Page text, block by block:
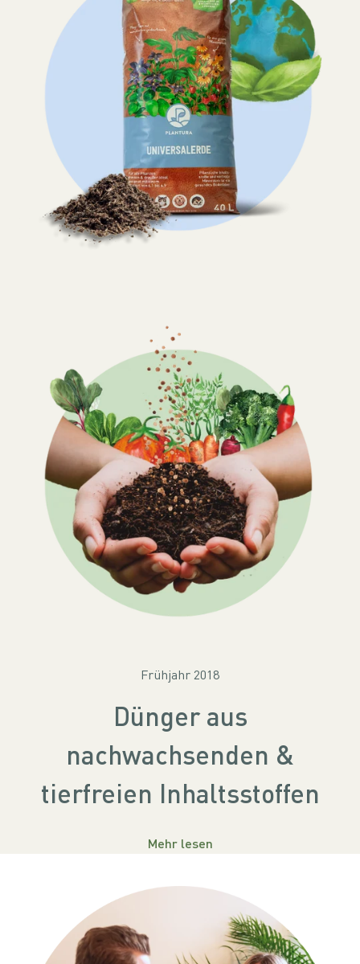
Frühjahr 2018
Dünger aus
nachwachsenden &
tierfreien Inhaltsstoffen
Mehr lesen